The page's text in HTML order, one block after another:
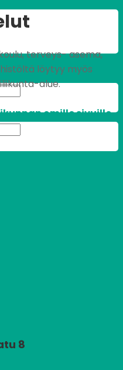
terveys- asema,
löytyy myös
alue.
omille sivuille.
8